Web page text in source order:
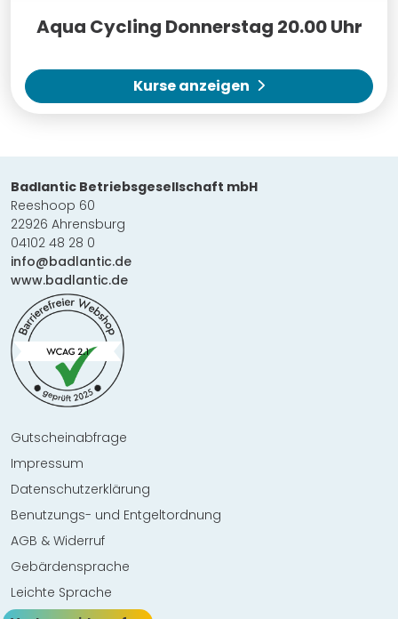
Aqua Cycling Donnerstag 20.00 Uhr
Kurse anzeigen
Badlantic Betriebsgesellschaft mbH
Reeshoop 60
22926 Ahrensburg
04102 48 28 0
info@badlantic.de
www.badlantic.de
Gutscheinabfrage
Impressum
Datenschutzerklärung
Benutzungs- und Entgeltordnung
AGB & Widerruf
Gebärdensprache
Leichte Sprache